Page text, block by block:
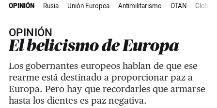
OPINIÓN Rusia Unión Europea Antimilitarismo OTAN Global
OPINIÓN
El belicismo de Europa
Los gobernantes europeos hablan de que ese
rearme está destinado a proporcionar paz a
Europa. Pero hay que recordarles que armarse
hasta los dientes es paz negativa.